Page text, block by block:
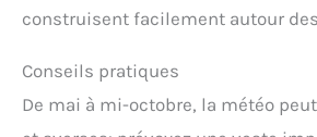
construisent facilement autour
Conseils pratiques
De mai à mi-octobre, la météo